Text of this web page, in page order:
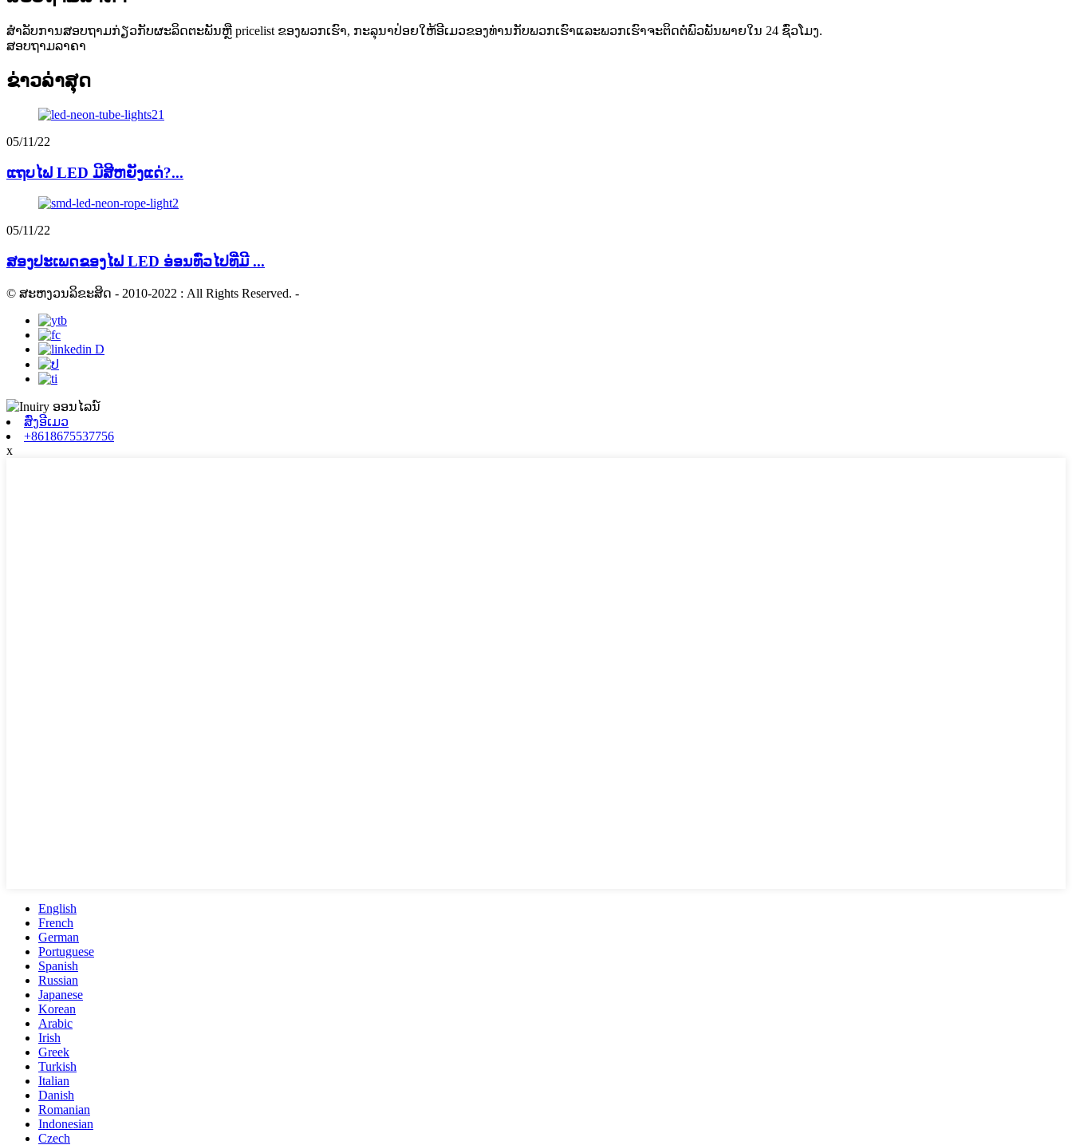
ສໍາ​ລັບ​ການ​ສອບ​ຖາມ​ກ່ຽວ​ກັບ​ຜະ​ລິດ​ຕະ​ພັນ​ຫຼື pricelist ຂອງ​ພວກ​ເຮົາ​, ກະ​ລຸ​ນາ​ປ່ອຍ​ໃຫ້​ອີ​ເມວ​ຂອງ​ທ່ານ​ກັບ​ພວກ​ເຮົາ​ແລະ​ພວກ​ເຮົາ​ຈະ​ຕິດ​ຕໍ່​ພົວ​ພັນ​ພາຍ​ໃນ 24 ຊົ່ວ​ໂມງ​.
ສອບຖາມລາຄາ
ຂ່າວ​ລ່າ​ສຸດ
05/11/22
ແຖບໄຟ LED ມີສີຫຍັງແດ່?...
05/11/22
ສອງປະເພດຂອງໄຟ LED ອ່ອນທົ່ວໄປທີ່ມີ ...
© ສະຫງວນລິຂະສິດ - 2010-2022 : All Rights Reserved. -
ສົ່ງອີເມວ
+8618675537756
x
English
French
German
Portuguese
Spanish
Russian
Japanese
Korean
Arabic
Irish
Greek
Turkish
Italian
Danish
Romanian
Indonesian
Czech